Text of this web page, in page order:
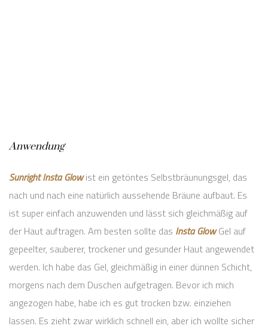
Anwendung
Sunright Insta Glowist ein getöntes Selbstbräunungsgel, das
nach und nach eine natürlich aussehende Bräune aufbaut. Es
ist super einfach anzuwenden und lässt sich gleichmäßig auf
der Haut auftragen. Am besten sollte das Insta GlowGel auf
gepeelter, sauberer, trockener und gesunder Haut angewendet
werden. Ich habe das Gel, gleichmäßig in einer dünnen Schicht,
morgens nach dem Duschen aufgetragen. Bevor ich mich
angezogen habe, habe ich es gut trocken bzw. einziehen
lassen. Es zieht zwar wirklich schnell ein, aber ich wollte sicher